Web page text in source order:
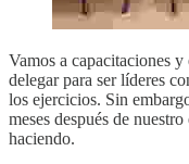
Vamos a capacitaciones
delegar para ser líderes
los ejercicios. Sin
meses después de
haciendo.